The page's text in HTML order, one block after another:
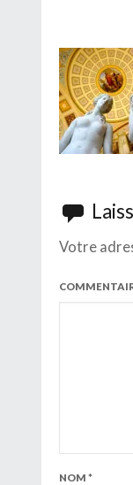
Votre
NOM *